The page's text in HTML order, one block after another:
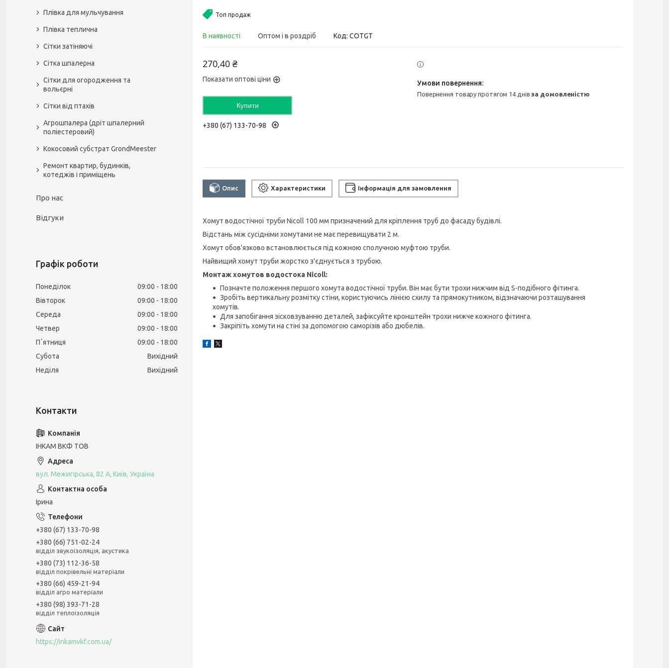
Топ продаж
В наявності Оптом і в роздріб Код: COTGT
270,40 ₴
Показати оптові ціни
Купити
+380 (67) 133-70-98
повернення товару протягом 14 днівза домовленістю
Опис Характеристики Інформація для замовлення
Хомут водостічної труби Nicoll 100 мм призначений для кріплення труб до фасаду будівлі.
Відстань між сусідніми хомутами не має перевищувати 2 м.
Хомут обов'язково встановлюється під кожною сполучною муфтою труби.
Найвищий хомут труби жорстко з'єднується з трубою.
Монтаж хомутов водостока Nicoll:
Позначте положення першого хомута водостічної труби. Він має бути трохи нижчим від S-подібного фітинга.
Зробіть вертикальну розмітку стіни, користуючись лінією схилу та прямокутником, відзначаючи розташування
хомутів.
Для запобігання зісковзуванню деталей, зафіксуйте кронштейн трохи нижче кожного фітинга.
Закріпіть хомути на стіні за допомогою саморізів або дюбелів.
Плівка для мульчування
Плівка теплична
Сітки затіняючі
Сітка шпалерна
Сітки для огородження та
вольєрні
Сітки від птахів
Агрошпалера (дріт шпалерний
поліестеровий)
Кокосовий субстрат GrondMeester
Ремонт квартир, будинків,
котеджів і приміщень
Про нас
Відгуки
Графік роботи
Понеділок 09:00
18:00
Вівторок
09:00
18:00
Середа
09:00
18:00
Четвер
09:00
18:00
Пʼятниця
09:00
18:00
Субота
Вихідний
Неділя
Вихідний
ІНКАМ ВКФ ТОВ
вул. Межигірська, 82 А, Київ, Україна
Ірина
+380 (67) 133-70-98
+380 (66) 751-02-24
відділ звукоізоляція, акустика
+380 (73) 112-36-58
відділ покрівельні матеріали
+380 (66) 459-21-94
відділ агро матеріали
+380 (98) 393-71-28
відділ теплоізоляція
https://inkamvkf.com.ua/